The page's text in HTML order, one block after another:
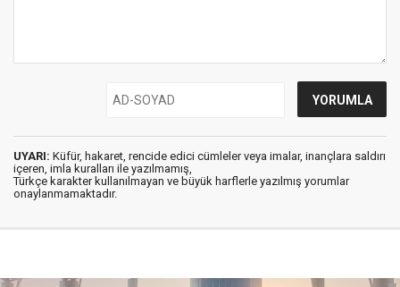
UYARI: Küfür, hakaret, rencide edici cümleler veya imalar, inançlara saldırı
içeren, imla kuralları ile yazılmamış,
Türkçe karakter kullanılmayan ve büyük harflerle yazılmış yorumlar
onaylanmamaktadır.